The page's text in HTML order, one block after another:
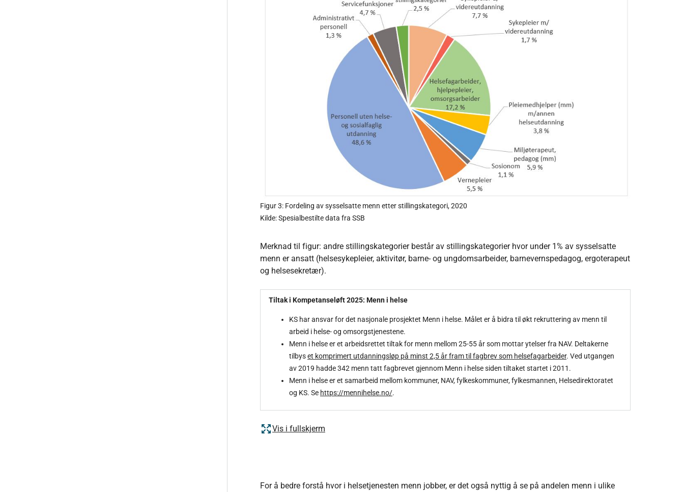
Figur 3: Fordeling av sysselsatte menn etter stillingskategori, 2020
Kilde: Spesialbestilte data fra SSB
Merknad til figur: andre stillingskategorier består av stillingskategorier hvor under 1% av sysselsatte
menn er ansatt (helsesykepleier, aktivitør, barne- og ungdomsarbeider, barnevernspedagog, ergoterapeut
og helsesekretær).
Tiltak i Kompetanseløft 2025: Menn i helse
KS har ansvar for det nasjonale prosjektet Menn i helse. Målet er å bidra til økt rekruttering av menn til
arbeid i helse- og omsorgstjenestene.
Menn i helse er et arbeidsrettet tiltak for menn mellom 25-55 år som mottar ytelser fra NAV. Deltakerne
tilbyset komprimert utdanningsløp på minst 2,5 år fram til fagbrev som helsefagarbeider. Ved utgangen
av 2019 hadde 342 menn tatt fagbrevet gjennom Menn i helse siden tiltaket startet i 2011.
Menn i helse er et samarbeid mellom kommuner, NAV, fylkeskommuner, fylkesmannen, Helsedirektoratet
og KS. Se https://mennihelse.no/.
Vis i fullskjerm
For å bedre forstå hvor i helsetjenesten menn jobber, er det også nyttig å se på andelen menn i ulike